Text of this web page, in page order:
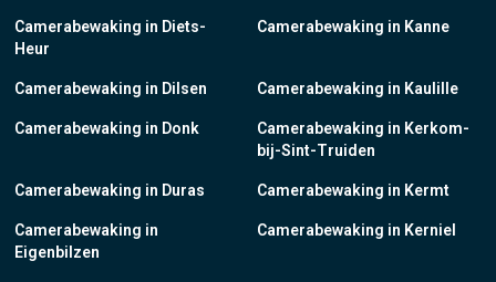
Camerabewaking in Diets-
Heur
Camerabewaking in Dilsen
Camerabewaking in Donk
Camerabewaking in Duras
Camerabewaking in
Eigenbilzen
Camerabewaking in Kanne
Camerabewaking in Kaulille
Camerabewaking in Kerkom-
bij-Sint-Truiden
Camerabewaking in Kermt
Camerabewaking in Kerniel